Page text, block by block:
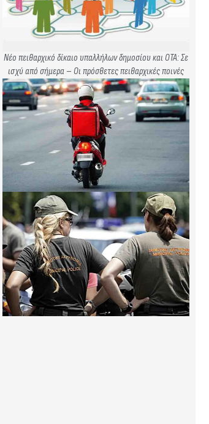
Νέο πειθαρχικό δίκαιο υπαλλήλων δημοσίου και ΟΤΑ: Σε
ισχύ από σήμερα – Οι πρόσθετες πειθαρχικές ποινές